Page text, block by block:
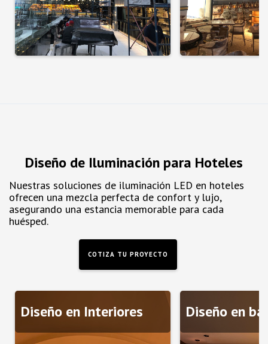
Diseño de Iluminación para Hoteles
Nuestras soluciones de iluminación LED en hoteles
ofrecen una mezcla perfecta de confort y lujo,
asegurando una estancia memorable para cada
huésped.
COTIZA TU PROYECTO
Diseño en Interiores Diseño en